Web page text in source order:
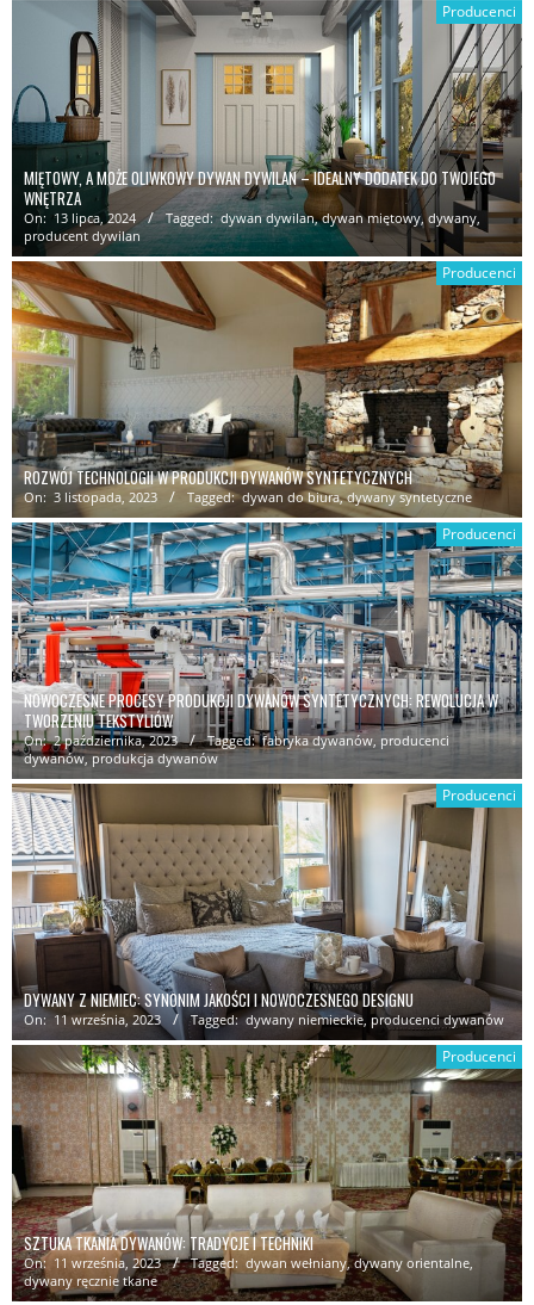
Producenci
MIĘTOWY, A MOŻE OLIWKOWY DYWAN DYWILAN – IDEALNY DODATEK DO TWOJEGO
WNĘTRZA
On: 13 lipca, 2024 Tagged: dywan dywilan,dywan miętowy,dywany,
producent dywilan
Producenci
ROZWÓJ TECHNOLOGII W PRODUKCJI DYWANÓW SYNTETYCZNYCH
On: 3 listopada, 2023 Tagged: dywan do biura,dywany syntetyczne
Producenci
NOWOCZESNE PROCESY PRODUKCJI DYWANÓW SYNTETYCZNYCH: REWOLUCJA W
TWORZENIU TEKSTYLIÓW
On: 2 października, 2023 Tagged: fabryka dywanów, producenci
dywanów,produkcja dywanów
Producenci
DYWANY Z NIEMIEC: SYNONIM JAKOŚCI I NOWOCZESNEGO DESIGNU
On: 11 września, 2023 Tagged: dywany niemieckie, producenci dywanów
Producenci
SZTUKA TKANIA DYWANÓW: TRADYCJE I TECHNIKI
On: 11 września, 2023 Tagged: dywan wełniany,dywany orientalne,
dywany ręcznie tkane